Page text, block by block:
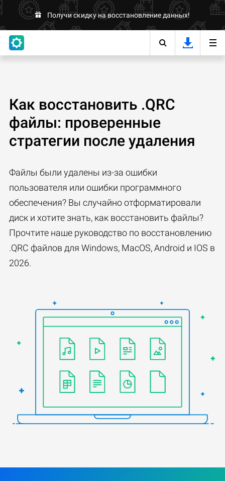
Получи скидку на восстановление данных!
Как восстановить .QRC
файлы: проверенные
стратегии после удаления
Файлы были удалены из-за ошибки
пользователя или ошибки программного
обеспечения? Вы случайно отформатировали
диск и хотите знать, как восстановить файлы?
Прочтите наше руководство по восстановлению
.QRC файлов для Windows, MacOS, Android и IOS в
2026.